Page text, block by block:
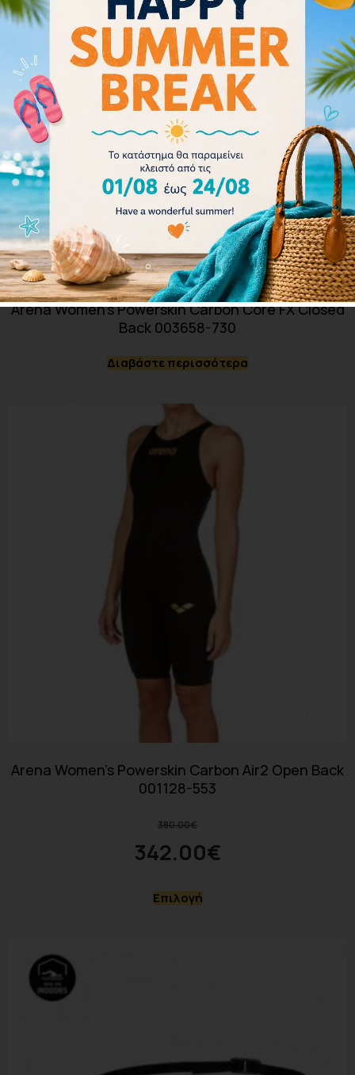
Arena Women’s Powerskin Carbon Core FX Closed
Back 003658-730
Διαβάστε περισσότερα
Arena Women’s Powerskin Carbon Air2 Open Back
001128-553
380.00€
342.00€
Επιλογή